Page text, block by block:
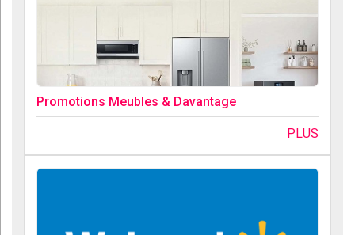
Promotions Meubles & Davantage
PLUS